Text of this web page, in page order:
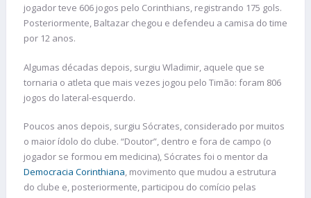
jogador teve 606 jogos pelo Corinthians, registrando 175 gols.
Posteriormente, Baltazar chegou e defendeu a camisa do time
por 12 anos.
Algumas décadas depois, surgiu Wladimir, aquele que se
tornaria o atleta que mais vezes jogou pelo Timão: foram 806
jogos do lateral-esquerdo.
Poucos anos depois, surgiu Sócrates, considerado por muitos
o maior ídolo do clube. “Doutor”, dentro e fora de campo (o
jogador se formou em medicina), Sócrates foi o mentor da
Democracia Corinthiana, movimento que mudou a estrutura
do clube e, posteriormente, participou do comício pelas